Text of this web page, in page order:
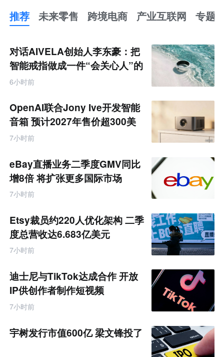
推荐 未来零售 跨境电商 产业互联网 专题
来
零
售
跨
境
产
业
互
联
网
对话AIVELA创始人李东豪：把
智能戒指做成一件“会关心人”的
饰品
6小时前
OpenAI联合Jony Ive开发智能
音箱 预计2027年售价超300美
元
7小时前
eBay直播业务二季度GMV同比
增8倍 将扩张更多国际市场
7小时前
Etsy裁员约220人优化架构 二季
度总营收达6.683亿美元
7小时前
迪士尼与TikTok达成合作 开放
IP供创作者制作短视频
7小时前
宇树发行市值600亿 梁文锋投了